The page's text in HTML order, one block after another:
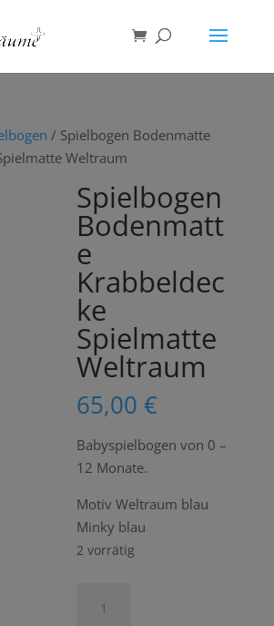
/ Spielbogen Bodenmatte
Weltraum
Spielbogen
Bodenmatt
e
Krabbeldec
ke
Spielmatte
Weltraum
65,00€
Babyspielbogen von 0 –
12 Monate.
Motiv Weltraum blau
Minky blau
2 vorrätig
Bodenmatte